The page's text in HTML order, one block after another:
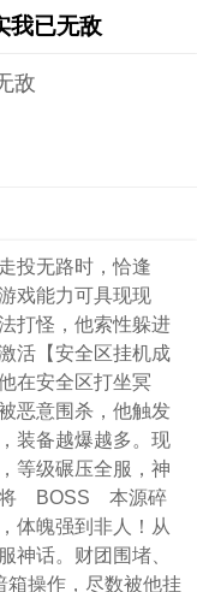
我已无敌
敌
投无路时，恰逢
能力可具现现
打怪，他索性躲进
活【安全区挂机成
在安全区打坐冥
恶意围杀，他触发
装备越爆越多。现
等级碾压全服，神
将 BOSS 本源碎
体魄强到非人！从
神话。财团围堵、
操作，尽数被他挂